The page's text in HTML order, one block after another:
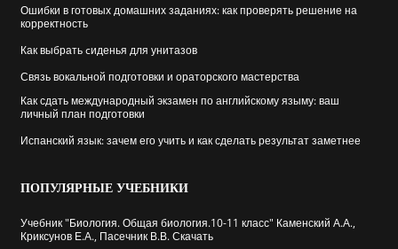
Ошибки в готовых домашних заданиях: как проверять решение на
корректность
Как выбрать cиденья для унитазов
Связь вокальной подготовки и ораторского мастерства
Как сдать международный экзамен по английскому языму: ваш
личный план подготовки
Испанский язык: зачем его учить и как сделать результат заметнее
ПОПУЛЯРНЫЕ УЧЕБНИКИ
Учебник "Биология. Общая биология.10-11 класс" Каменский А.А.,
Криксунов Е.А., Пасечник В.В. Скачать